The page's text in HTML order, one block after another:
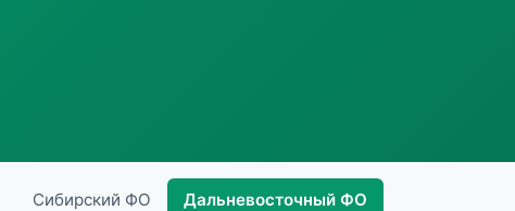
Сибирский ФО Дальневосточный ФО